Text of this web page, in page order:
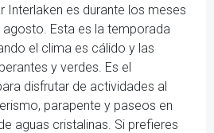
Interlaken es durante los meses
agosto. Esta es la temporada
el clima es cálido y las
y verdes. Es el
disfrutar de actividades al
parapente y paseos en
aguas cristalinas. Si prefieres